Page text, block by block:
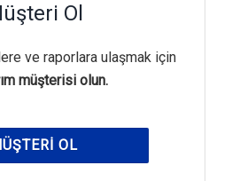
Ol
ve raporlara ulaşmak için
müşterisi olun.
OL